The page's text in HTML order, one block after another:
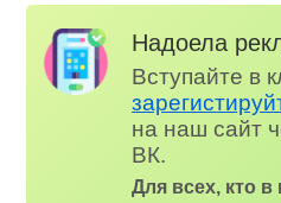
Надоела
Вступайте в
на наш сайт
ВК.
Для всех, кто в